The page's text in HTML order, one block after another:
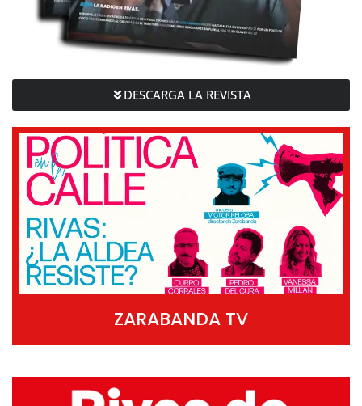
DESCARGA LA REVISTA
ZARABANDA TV